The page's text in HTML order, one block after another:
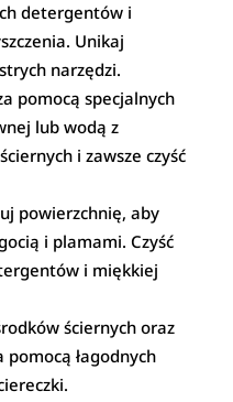
detergentów i
Unikaj
narzędzi.
pomocą specjalnych
lub wodą z
i zawsze czyść
powierzchnię, aby
i plamami. Czyść
i miękkiej
ściernych oraz
pomocą łagodnych